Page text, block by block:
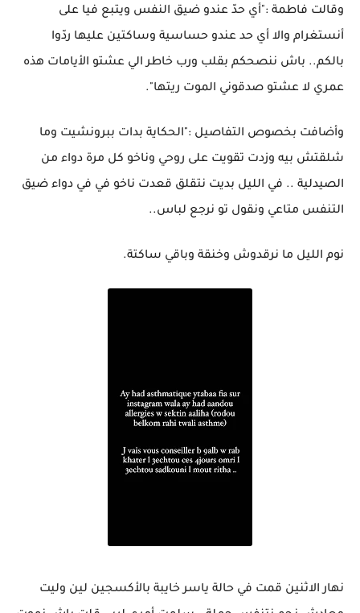
وقالت فاطمة :"أي حدّ عندو ضيق النفس ويتبع فيا على
أنستغرام والا أي حد عندو حساسية وساكتين عليها ردّوا
بالكم.. باش ننصحكم بقلب ورب خاطر الي عشتو الأيامات هذه
عمري لا عشتو صدقوني الموت ريتها".
وأضافت بخصوص التفاصيل :"الحكاية بدات ببرونشيت وما
شلقتش بيه وزدت تقويت على روحي وناخو كل مرة دواء من
الصيدلية .. في الليل بديت نتقلق قعدت ناخو في في دواء ضيق
التنفس متاعي ونقول تو نرجع لباس..
نوم الليل ما نرقدوش وخنقة وباقي ساكتة.
نهار الاثنين قمت في حالة ياسر خايبة بالأكسجين لين وليت